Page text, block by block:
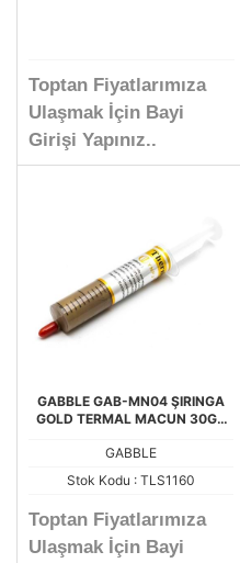
Toptan Fiyatlarımıza
Ulaşmak İçin Bayi
Girişi Yapınız..
GABBLE GAB-MN04 ŞIRINGA
GOLD TERMAL MACUN 30GR
GABBLE
Stok Kodu : TLS1160
Toptan Fiyatlarımıza
Ulaşmak İçin Bayi